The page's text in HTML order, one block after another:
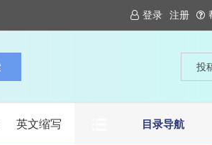
登录 注册
投
目录导航
英文缩写